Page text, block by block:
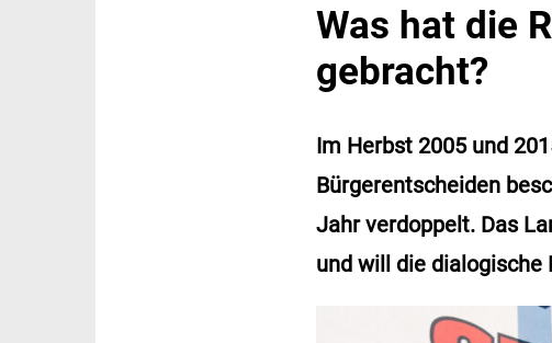
Was hat die
gebracht?
Im Herbst 2005 und
Bürgerentscheiden
Jahr verdoppelt. Das
und will die